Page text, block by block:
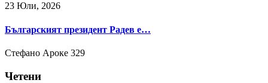
23 Юли, 2026
Българският президент Радев е…
Стефано Ароке 329
Четени